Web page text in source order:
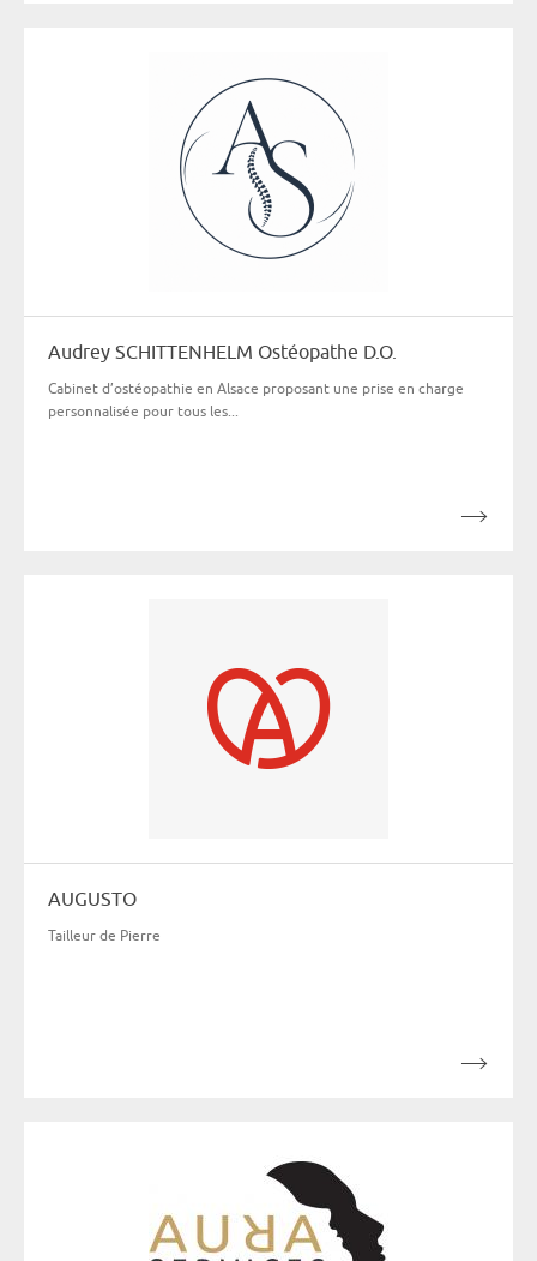
Audrey SCHITTENHELM Ostéopathe D.O.
Cabinet d’ostéopathie en Alsace proposant une prise en charge
personnalisée pour tous les...
AUGUSTO
Tailleur de Pierre